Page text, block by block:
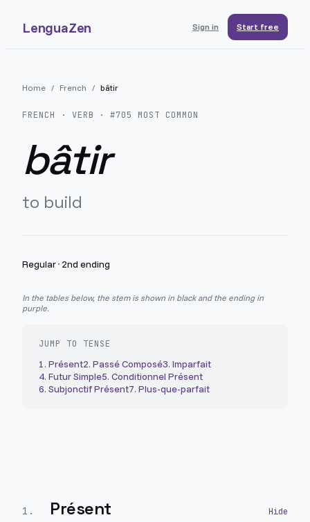
LenguaZen Sign in Start free
Home / French / bâtir
FRENCH · VERB · #705 MOST COMMON
bâtir
to build
Regular· 2nd ending
In the tables below, the stem is shown in black and the ending in
purple.
JUMP TO TENSE
1. Présent2. Passé Composé3. Imparfait
4. Futur Simple5. Conditionnel Présent
6. Subjonctif Présent7. Plus-que-parfait
1 . Présent